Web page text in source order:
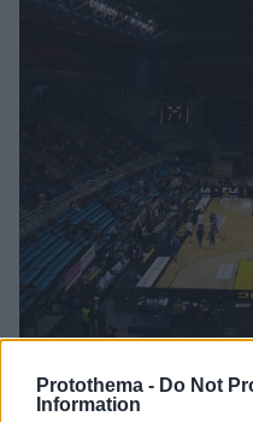
Protothema - Do Not
Information